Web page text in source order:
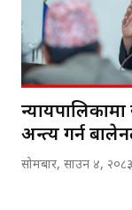
अन्त्य गर्न
सोमबार, साउन ४, २०८३